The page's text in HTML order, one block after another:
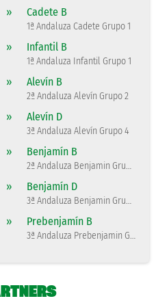
» Cadete B
1ª Andaluza Cadete Grupo 1
» Infantil B
1ª Andaluza Infantil Grupo 1
» Alevín B
2ª Andaluza Alevín Grupo 2
» Alevín D
3ª Andaluza Alevín Grupo 4
» Benjamín B
2ª Andaluza Benjamin Grupo 1
» Benjamín D
3ª Andaluza Benjamin Grupo 4
» Prebenjamín B
3ª Andaluza Prebenjamin Grupo 1